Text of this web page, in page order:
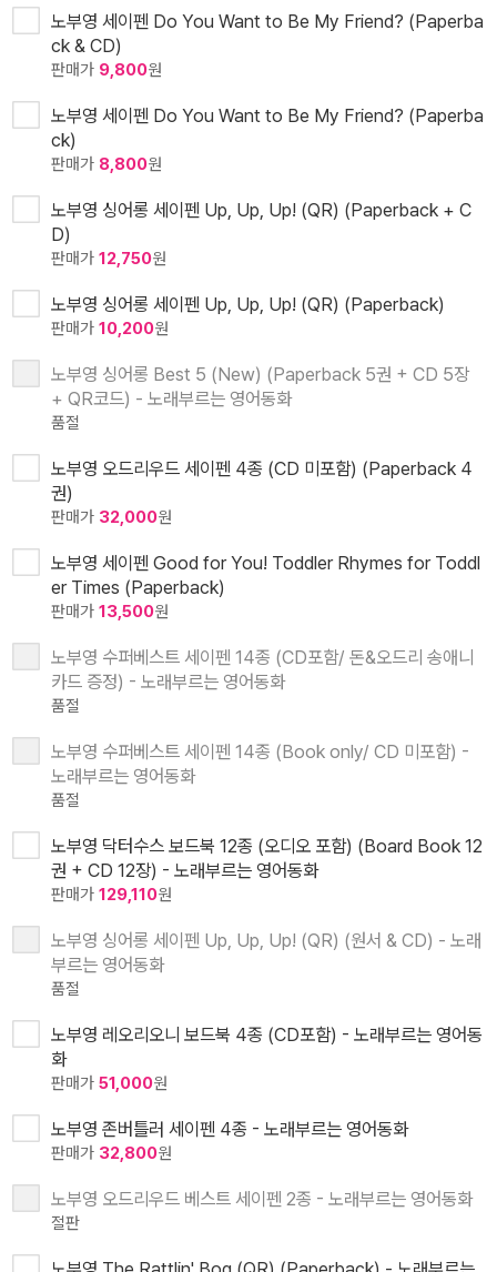
노부영 세이펜 Do You Want to Be My Friend? (Paperba
ck & CD)
판매가 9,800원
노부영 세이펜 Do You Want to Be My Friend? (Paperba
ck)
판매가 8,800원
노부영 싱어롱 세이펜 Up, Up, Up! (QR) (Paperback + C
D)
판매가 12,750원
노부영 싱어롱 세이펜 Up, Up, Up! (QR) (Paperback)
판매가 10,200원
노부영 싱어롱 Best 5 (New) (Paperback 5권 + CD 5장
+ QR코드) - 노래부르는 영어동화
품절
노부영 오드리우드 세이펜 4종 (CD 미포함) (Paperback 4
권)
판매가 32,000원
노부영 세이펜 Good for You! Toddler Rhymes for Toddl
er Times (Paperback)
판매가 13,500원
노부영 수퍼베스트 세이펜 14종 (CD포함/ 돈&오드리 송애니
카드 증정) - 노래부르는 영어동화
품절
노부영 수퍼베스트 세이펜 14종 (Book only/ CD 미포함) -
노래부르는 영어동화
품절
노부영 닥터수스 보드북 12종 (오디오 포함) (Board Book 12
권 + CD 12장) - 노래부르는 영어동화
판매가 129,110원
노부영 싱어롱 세이펜 Up, Up, Up! (QR) (원서 & CD) - 노래
부르는 영어동화
품절
노부영 레오리오니 보드북 4종 (CD포함) - 노래부르는 영어동
화
판매가 51,000원
노부영 존버틀러 세이펜 4종 - 노래부르는 영어동화
판매가 32,800원
노부영 오드리우드 베스트 세이펜 2종 - 노래부르는 영어동화
절판